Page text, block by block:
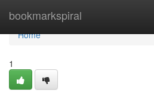
bookmarkspiral
Home
Home
1